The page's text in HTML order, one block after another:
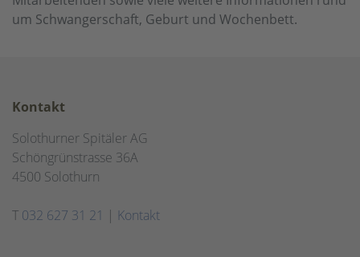
um Schwangerschaft, Geburt und Wochenbett.
Kontakt
Solothurner Spitäler AG
Schöngrünstrasse 36A
4500 Solothurn
T 032 627 31 21 | Kontakt